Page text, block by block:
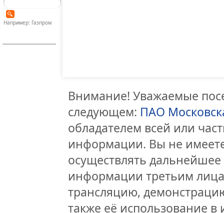
Например: Газпром
Внимание! Уважаемые
следующем: ПАО
обладателем всей или
информации. Вы не
осуществлять
информации третьим
трансляцию,
также её использование